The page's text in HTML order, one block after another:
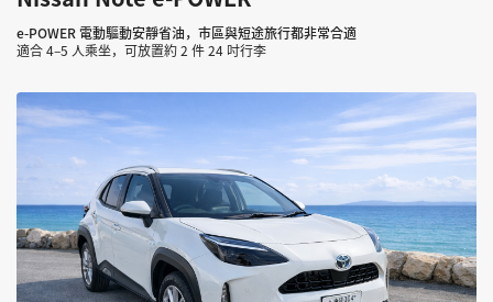
e-POWER 電動驅動安靜省油，市區與短途旅行都非常合適
適合 4–5 人乘坐，可放置約 2 件 24 吋行李